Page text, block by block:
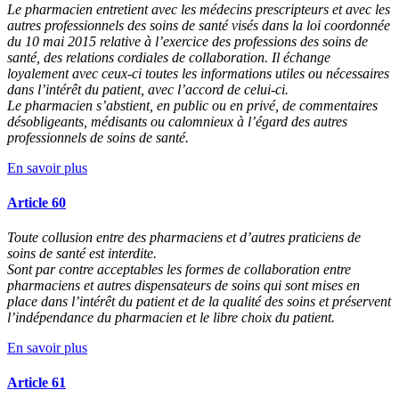
Le pharmacien entretient avec les médecins prescripteurs et avec les
autres professionnels des soins de santé visés dans la loi coordonnée
du 10 mai 2015 relative à l’exercice des professions des soins de
santé, des relations cordiales de collaboration. Il échange
loyalement avec ceux-ci toutes les informations utiles ou nécessaires
dans l’intérêt du patient, avec l’accord de celui-ci.
Le pharmacien s’abstient, en public ou en privé, de commentaires
désobligeants, médisants ou calomnieux à l’égard des autres
professionnels de soins de santé.
En savoir plus
Article 60
Toute collusion entre des pharmaciens et d’autres praticiens de
soins de santé est interdite.
Sont par contre acceptables les formes de collaboration entre
pharmaciens et autres dispensateurs de soins qui sont mises en
place dans l’intérêt du patient et de la qualité des soins et préservent
l’indépendance du pharmacien et le libre choix du patient.
En savoir plus
Article 61